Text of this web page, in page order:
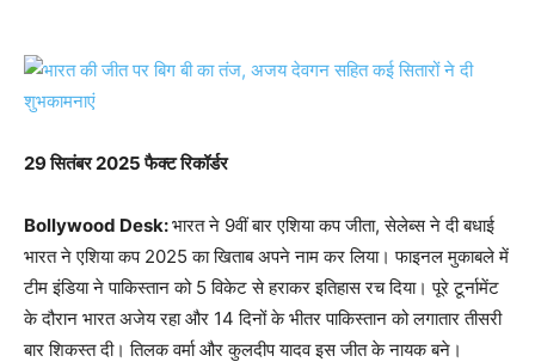
29सितंबर 2025 फैक्ट रिकॉर्डर
Bollywood Desk:भारत ने 9वीं बार एशिया कप जीता, सेलेब्स ने दी बधाई
भारत ने एशिया कप 2025 का खिताब अपने नाम कर लिया। फाइनल मुकाबले में
टीम इंडिया ने पाकिस्तान को 5 विकेट से हराकर इतिहास रच दिया। पूरे टूर्नामेंट
के दौरान भारत अजेय रहा और 14 दिनों के भीतर पाकिस्तान को लगातार तीसरी
बार शिकस्त दी। तिलक वर्मा और कुलदीप यादव इस जीत के नायक बने।